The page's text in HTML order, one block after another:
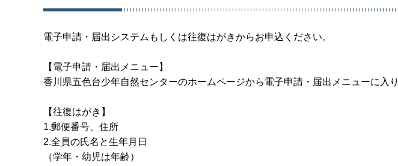
電子申請・届出システムもしくは往復はがきからお申込ください。
【電子申請・届出メニュー】
香川県五色台少年自然センターのホームページから電子申請・届出メニューに入
【往復はがき】
1.郵便番号、住所
2.全員の氏名と生年月日
（学年・幼児は年齢）